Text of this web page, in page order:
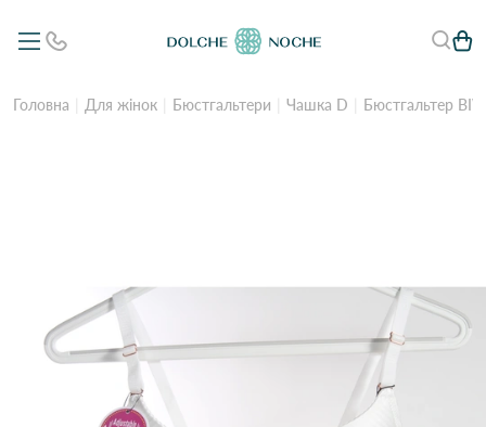
Головна Для жінок Бюстгальтери Чашка D Бюстгальтер